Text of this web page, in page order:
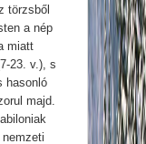
törzsből
a nép
miatt
23. v.), s
hasonló
majd.